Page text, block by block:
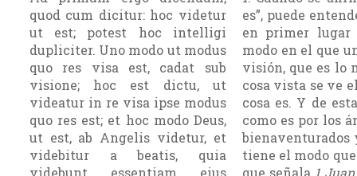
quod cum dicitur: hoc videtur
ut est; potest hoc intelligi
dupliciter. Uno modo ut modus
quo res visa est, cadat sub
visione; hoc est dictu, ut
videatur in re visa ipse modus
quo res est; et hoc modo Deus,
ut est, ab Angelis videtur, et
videbitur a beatis, quia
videbunt essentiam eius
es”, puede
en primer
modo en el que
visión, que es lo
cosa vista se ve
cosa es. Y de
como es por los
bienaventurados
tiene el modo
que señala 1 Juan